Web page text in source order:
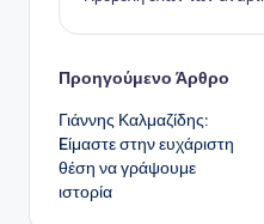
Πλοήγηση
Προηγούμενο Άρθρο
Γιάννης Καλμαζίδης:
Eίμαστε στην ευχάριστη
θέση να γράψουμε
ιστορία